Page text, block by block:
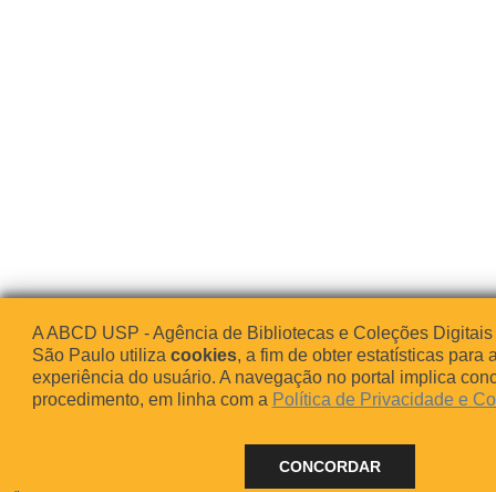
A ABCD USP - Agência de Bibliotecas e Coleções
São Paulo utiliza cookies, a fim de obter estatísticas para
experiência do usuário. A navegação no portal implica
procedimento, em linha com a Política de Privacidade e
CONCORDAR